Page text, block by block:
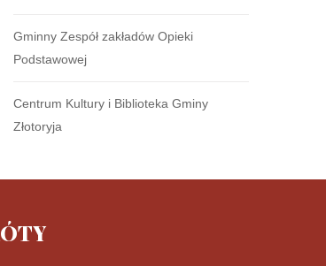
Gminny Zespół zakładów Opieki
Podstawowej
Centrum Kultury i Biblioteka Gminy
Złotoryja